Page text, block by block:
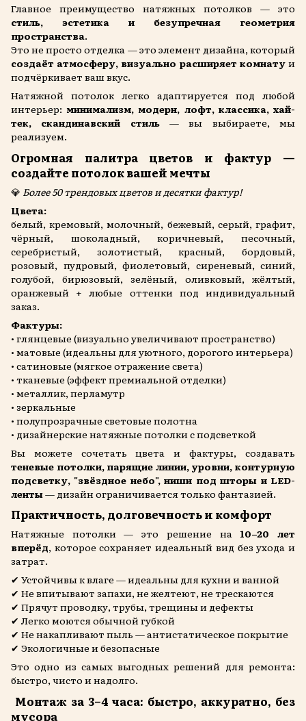
Главное преимущество натяжных потолков — это
стиль, эстетика и безупречная геометрия
пространства.
Это не просто отделка — это элемент дизайна, который
создаёт атмосферу, визуально расширяет комнатуи
подчёркивает ваш вкус.
Натяжной потолок легко адаптируется под любой
интерьер: минимализм, модерн, лофт, классика, хай-
тек, скандинавский стиль— вы выбираете, мы
реализуем.
Огромная палитра цветов и фактур —
создайте потолок вашей мечты
💎 Более 50 трендовых цветов и десятки фактур!
Цвета:
белый, кремовый, молочный, бежевый, серый, графит,
чёрный, шоколадный, коричневый, песочный,
серебристый, золотистый, красный, бордовый,
розовый, пудровый, фиолетовый, сиреневый, синий,
голубой, бирюзовый, зелёный, оливковый, жёлтый,
оранжевый + любые оттенки под индивидуальный
заказ.
Фактуры:
• глянцевые (визуально увеличивают пространство)
• матовые (идеальны для уютного, дорогого интерьера)
• сатиновые (мягкое отражение света)
• тканевые (эффект премиальной отделки)
• металлик, перламутр
• зеркальные
• полупрозрачные световые полотна
• дизайнерские натяжные потолки с подсветкой
Вы можете сочетать цвета и фактуры, создавать
теневые потолки, парящие линии, уровни, контурную
подсветку, "звёздное небо", ниши под шторы и LED-
ленты— дизайн ограничивается только фантазией.
Практичность, долговечность и комфорт
Натяжные потолки — это решение на 10–20 лет
вперёд, которое сохраняет идеальный вид без ухода и
затрат.
✔ Устойчивы к влаге — идеальны для кухни и ванной
✔ Не впитывают запахи, не желтеют, не трескаются
✔ Прячут проводку, трубы, трещины и дефекты
✔ Легко моются обычной губкой
✔ Не накапливают пыль — антистатическое покрытие
✔ Экологичные и безопасные
Это одно из самых выгодных решений для ремонта:
быстро, чисто и надолго.
Монтаж за 3–4 часа: быстро, аккуратно, без
мусора